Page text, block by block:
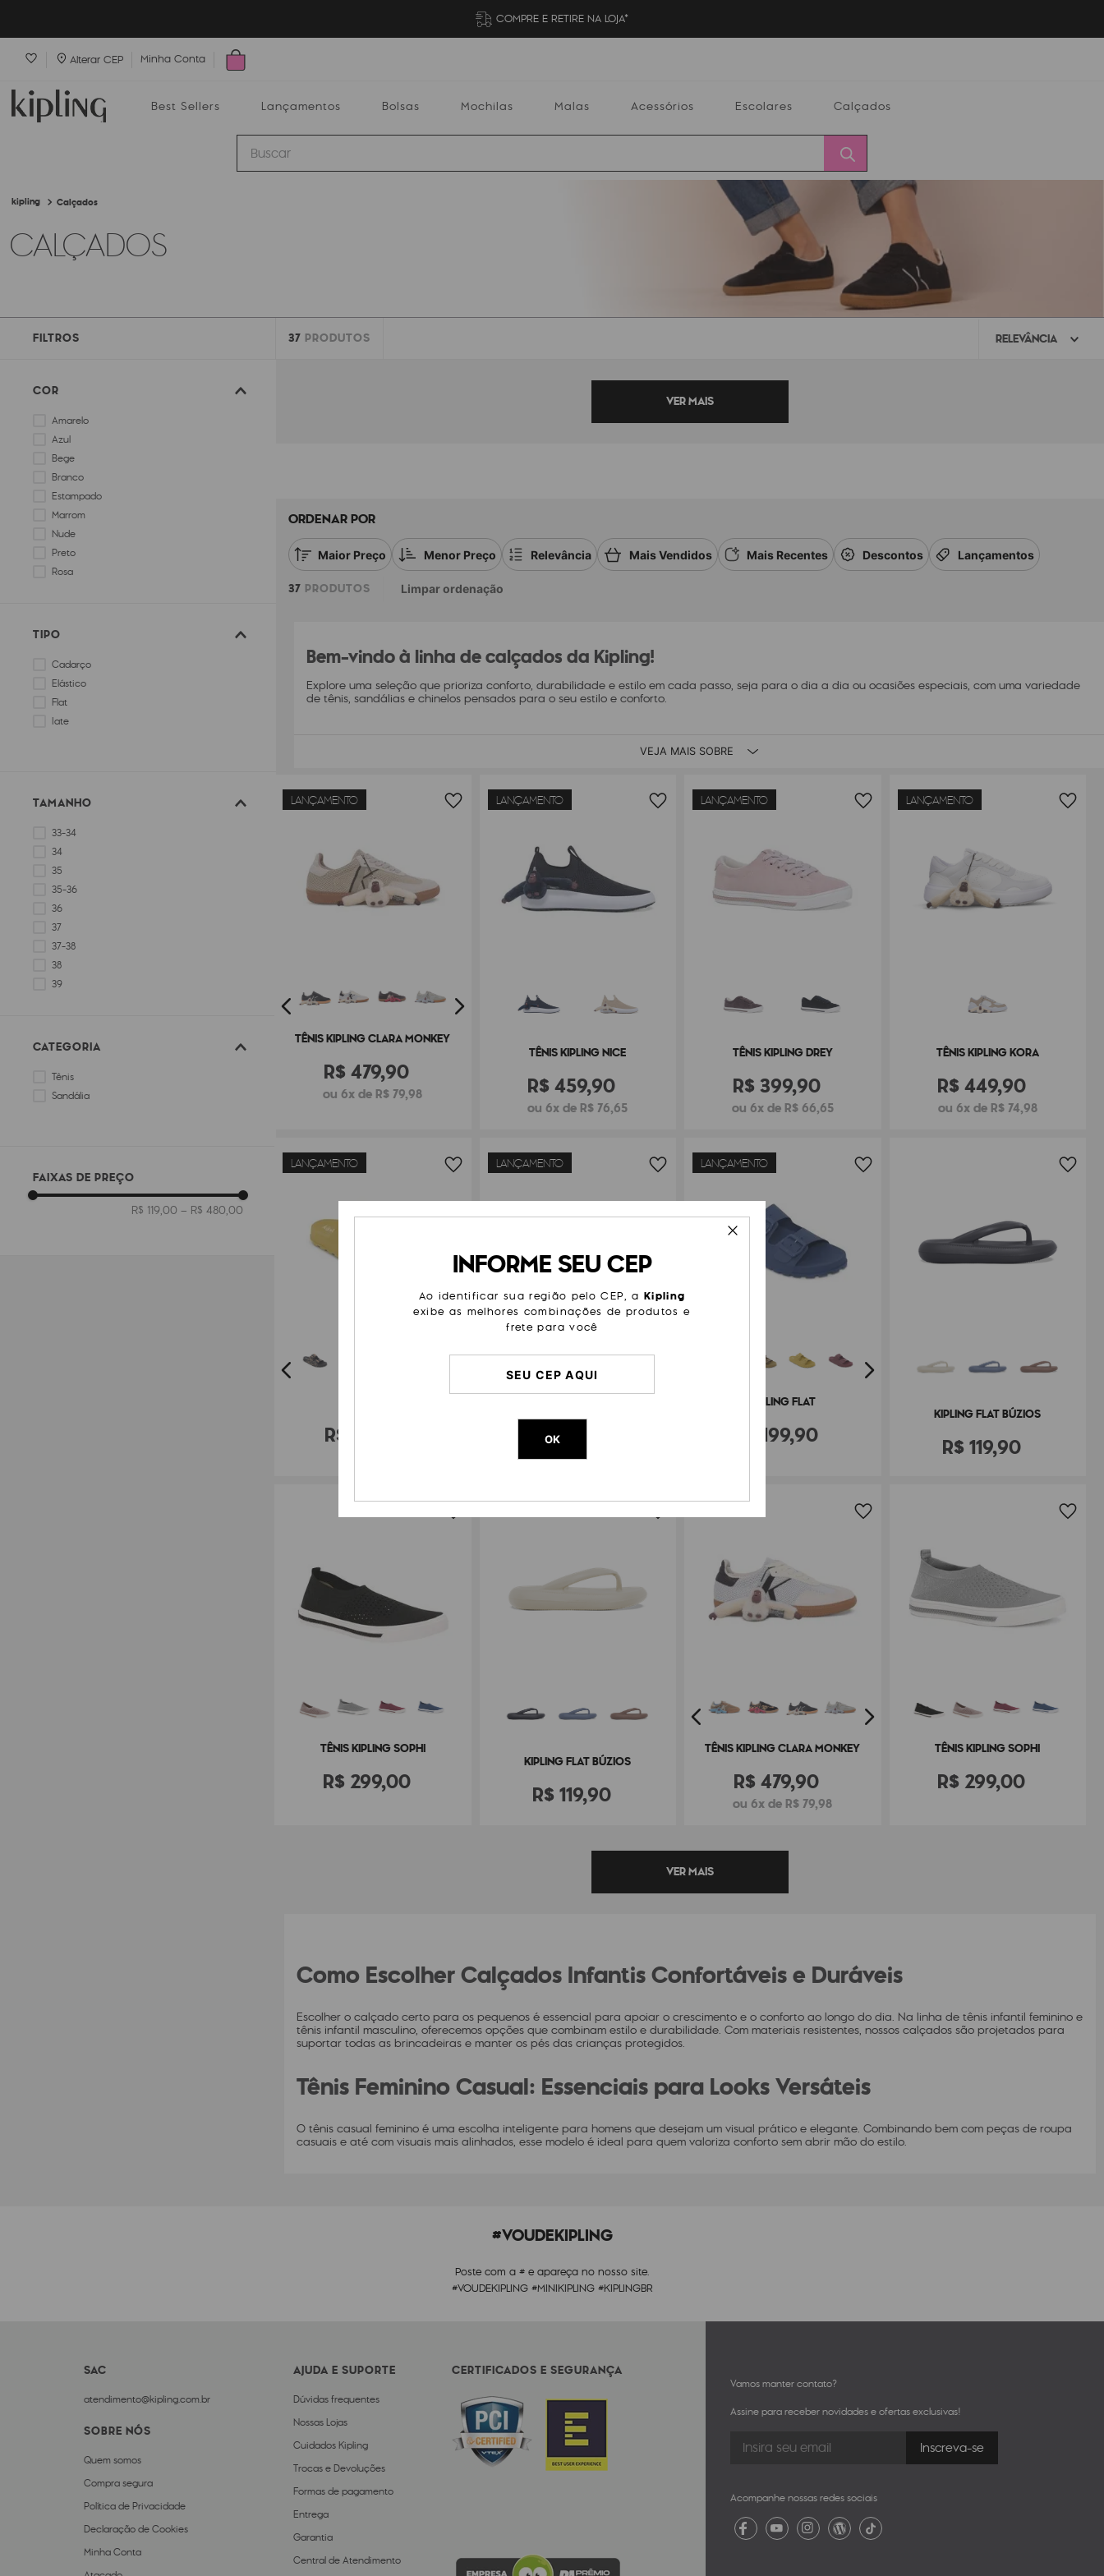
COMPRE E RETIRE NA LOJA*
Alterar CEP Minha Conta
Best Sellers Lançamentos Bolsas Mochilas Malas Acessórios Escolares Calçados
Buscar
Calçados
Calçados
CALÇADOS
FILTROS
COR
Amarelo
Azul
Bege
Branco
Estampado
Marrom
Nude
Preto
Rosa
TIPO
Cadarço
Elástico
Flat
Iate
TAMANHO
33-34
34
35
35-36
36
37
37-38
38
39
CATEGORIA
Tênis
Sandália
FAIXAS DE PREÇO
R$ 119,00 – R$ 480,00
37 PRODUTOS RELEVÂNCIA
ORDENAR POR
Maior Preço Menor Preço Relevância Mais Vendidos Mais Recentes Descontos Lançamentos
37 PRODUTOS Limpar ordenação
Bem-vindo à linha de calçados da Kipling!
Explore uma seleção que prioriza conforto, durabilidade e estilo em cada passo, seja para o dia a dia ou ocasiões especiais, com uma variedade
de tênis, sandálias e chinelos pensados para o seu estilo e conforto.
VEJA MAIS SOBRE
LANÇAMENTO
TÊNIS KIPLING CLARA MONKEY
R$ 479,90
ou 6x de R$ 79,98
LANÇAMENTO
TÊNIS KIPLING NICE
R$ 459,90
ou 6x de R$ 76,65
LANÇAMENTO
TÊNIS KIPLING DREY
R$399,90
ou 6x de R$ 66,65
LANÇAMENTO
TÊNIS KIPLING KORA
R$449,90
ou 6x de R$ 74,98
LANÇAMENTO
R$
LANÇAMENTO
R$199
LANÇAMENTO
KIPLING FLAT
199,90
KIPLING FLAT BÚZIOS
R$119,90
TÊNIS KIPLING SOPHI
R$ 299,00
KIPLING FLAT BÚZIOS
R$119,90
TÊNIS KIPLING CLARA MONKEY
R$ 479,90
ou 6x de R$ 79,98
TÊNIS KIPLING SOPHI
R$ 299,00
Como Escolher Calçados Infantis Confortáveis e Duráveis
Escolher o calçado certo para os pequenos é essencial para apoiar o crescimento e o conforto ao longo do dia. Na linha de tênis infantil feminino e
tênis infantil masculino, oferecemos opções que combinam estilo e durabilidade. Com materiais resistentes, nossos calçados são projetados para
suportar todas as brincadeiras e manter os pés das crianças protegidos.
Tênis Feminino Casual: Essenciais para Looks Versáteis
O tênis casual feminino é uma escolha inteligente para homens que desejam um visual prático e elegante. Combinando bem com peças de roupa
casuais e até com visuais mais alinhados, esse modelo é ideal para quem valoriza conforto sem abrir mão do estilo.
#VOUDEKIPLING
Poste com a # e apareça no nosso site.
#VOUDEKIPLING #MINIKIPLING #KIPLINGBR
SAC
atendimento@kipling.com.br
SOBRE NÓS
Quem somos
Compra segura
Política de Privacidade
Declaração de Cookies
Minha Conta
AJUDA E SUPORTE
Dúvidas frequentes
Nossas Lojas
Cuidados Kipling
Trocas e Devoluções
Formas de pagamento
Entrega
Garantia
Central de Atendimento
CERTIFICADOS E SEGURANÇA
Vamos manter contato?
Assine para receber novidades e ofertas exclusivas!
Acompanhe nossas redes sociais
INFORME SEU CEP
Ao identificar sua região pelo CEP, a Kipling
exibe as melhores combinações de produtos e
frete para você
OK